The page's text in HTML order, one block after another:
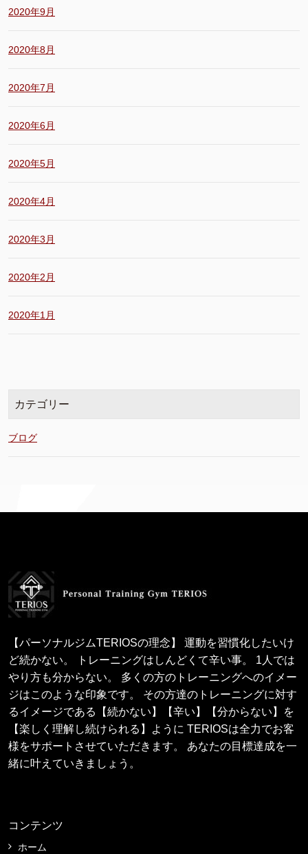
2020年9月
2020年8月
2020年7月
2020年6月
2020年5月
2020年4月
2020年3月
2020年2月
2020年1月
カテゴリー
ブログ
【パーソナルジムTERIOSの理念】 運動を習慣化したいけ
ど続かない。 トレーニングはしんどくて辛い事。 1人では
やり方も分からない。 多くの方のトレーニングへのイメー
ジはこのような印象です。 その方達のトレーニングに対す
るイメージである【続かない】【辛い】【分からない】を
【楽しく理解し続けられる】ように TERIOSは全力でお客
様をサポートさせていただきます。 あなたの目標達成を一
緒に叶えていきましょう。
コンテンツ
ホーム